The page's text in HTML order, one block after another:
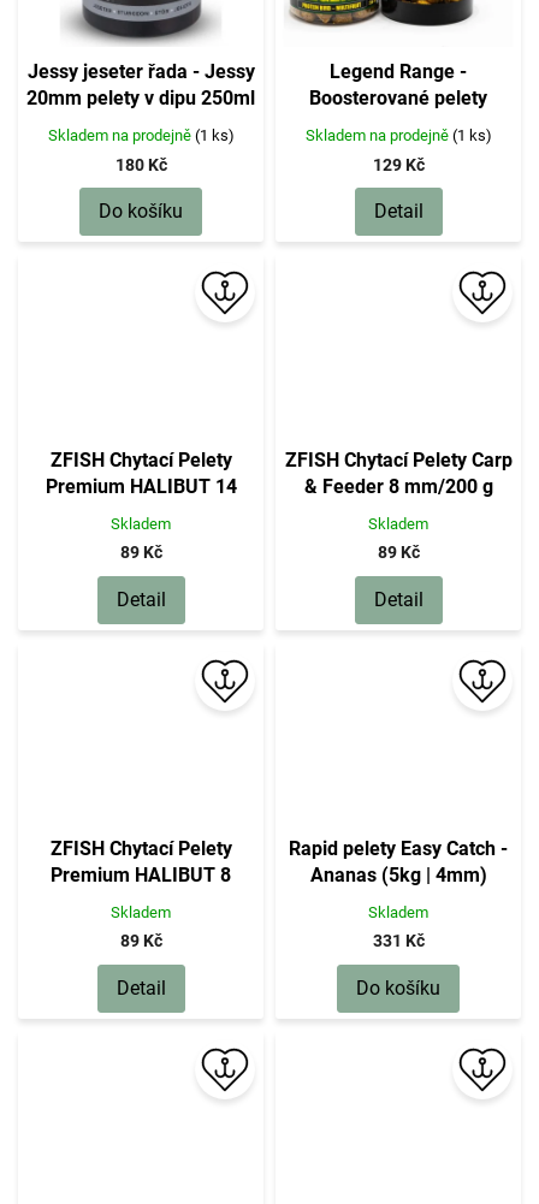
Jessy jeseter řada - Jessy
20mm pelety v dipu 250ml
Skladem na prodejně (1 ks)
180 Kč
Do košíku
Legend Range -
Boosterované pelety
250ml - 12mm
Skladem na prodejně (1 ks)
129 Kč
Detail
ZFISH Chytací Pelety
Premium HALIBUT 14
mm/200 g
Skladem
89 Kč
Detail
ZFISH Chytací Pelety Carp
& Feeder 8 mm/200 g
Skladem
89 Kč
Detail
ZFISH Chytací Pelety
Premium HALIBUT 8
mm/200 g
Skladem
89 Kč
Detail
Rapid pelety Easy Catch -
Ananas (5kg | 4mm)
Skladem
331 Kč
Do košíku